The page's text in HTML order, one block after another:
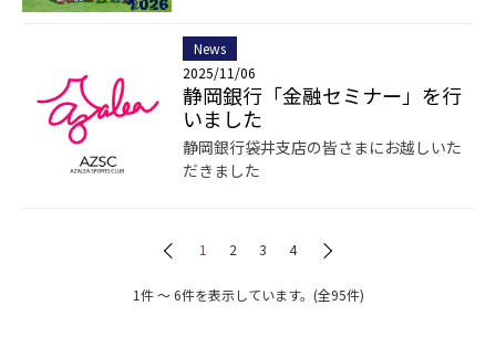
News
2025/11/06
静岡銀行「金融セミナー」を行
いました
静岡銀行袋井支店の皆さまにお越しいた
だきました
1 2 3 4
1件 〜 6件を表示しています。(全95件)